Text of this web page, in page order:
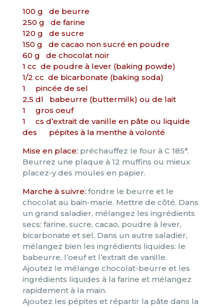
100 g de beurre
250 g de farine
120 g de sucre
150 g de cacao non sucré en poudre
60 g de chocolat noir
1 cc de poudre à lever (baking powde)
1/2 cc de bicarbonate (baking soda)
1 pincée de sel
2,5 dl babeurre (buttermilk) ou de lait
1 gros oeuf
1 cs d’extrait de vanille en pâte ou liquide
des pépites à la menthe à volonté
Mise en place: préchauffez le four à C 185°.
Beurrez une plaque à 12 muffins ou mieux
placez-y des moules en papier.
Marche à suivre: fondre le beurre et le
chocolat au bain-marie. Mettre de côté. Dans
un grand saladier, mélangez les ingrédients
secs: farine, sucre, cacao, poudre à lever,
bicarbonate et sel. Dans un autre saladier,
mélangez bien les ingrédients liquides: le
babeurre, l’oeuf et l’extrait de vanille.
Ajoutez le mélange chocolat-beurre et les
ingrédients liquides à la farine et mélangez
rapidement à la main.
Ajoutez les pépites et répartir la pâte dans la